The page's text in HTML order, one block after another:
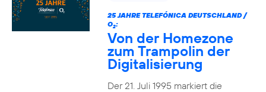
25 JAHRE TELEFÓNICA DEUTSCHLAND /
O2:
Von der Homezone
zum Trampolin der
Digitalisierung
Der 21. Juli 1995 markiert die